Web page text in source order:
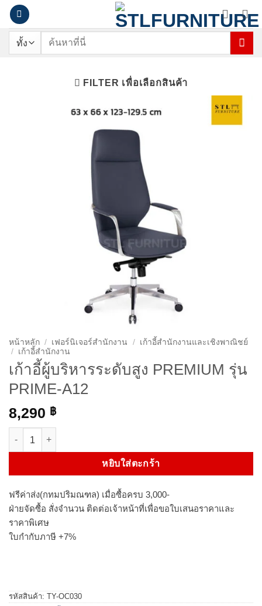
ข้าม
เนื้อหา
ค้นหา:
FILTER เพื่อเลือกสินค้า
หน้าหลัก / เฟอร์นิเจอร์สำนักงาน / เก้าอี้สำนักงานและเชิงพาณิชย์
/ เก้าอี้สำนักงาน
เก้าอี้ผู้บริหารระดับสูง PREMIUM รุ่น
PRIME-A12
8,290 ฿
หยิบใส่ตะกร้า
ฟรีค่าส่ง(กทมปริมณฑล) เมื่อซื้อครบ 3,000-
ฝ่ายจัดซื้อ สั่งจำนวน ติดต่อเจ้าหน้าที่เพื่อขอใบเสนอราคาและ
ราคาพิเศษ
ใบกำกับภาษี +7%
รหัสสินค้า: TY-OC030